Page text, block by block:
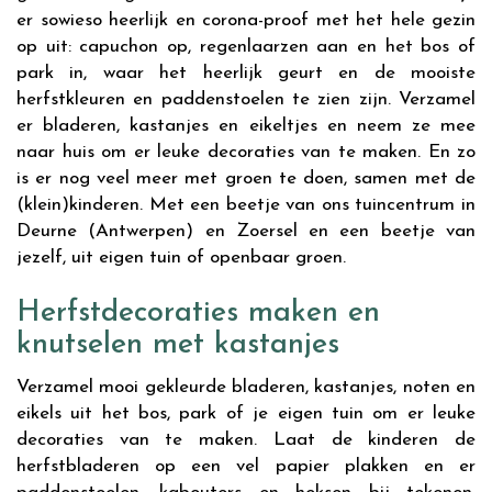
er sowieso heerlijk en corona-proof met het hele gezin
op uit: capuchon op, regenlaarzen aan en het bos of
park in, waar het heerlijk geurt en de mooiste
herfstkleuren en paddenstoelen te zien zijn. Verzamel
er bladeren, kastanjes en eikeltjes en neem ze mee
naar huis om er leuke decoraties van te maken. En zo
is er nog veel meer met groen te doen, samen met de
(klein)kinderen. Met een beetje van ons tuincentrum in
Deurne (Antwerpen) en Zoersel en een beetje van
jezelf, uit eigen tuin of openbaar groen.
Herfstdecoraties maken en
knutselen met kastanjes
Verzamel mooi gekleurde bladeren, kastanjes, noten en
eikels uit het bos, park of je eigen tuin om er leuke
decoraties van te maken. Laat de kinderen de
herfstbladeren op een vel papier plakken en er